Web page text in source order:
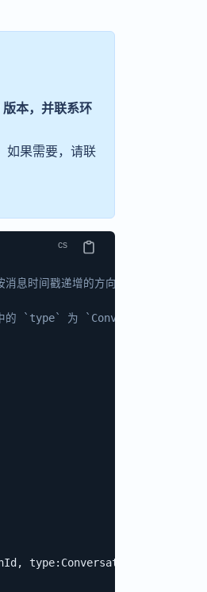
本，并联系环
如果需要，请联
息时间戳递增的方向获取，即先获取
的 `type` 为
, type: ConversationType